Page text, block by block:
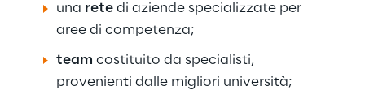
una rete di aziende specializzate per
aree di competenza;
team costituito da specialisti,
provenienti dalle migliori università;